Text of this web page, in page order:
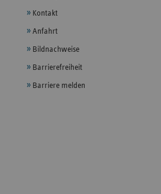
Kontakt
Anfahrt
Bildnachweise
Barrierefreiheit
Barriere melden